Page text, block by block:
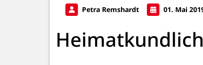
Petra Remshardt 01. Mai